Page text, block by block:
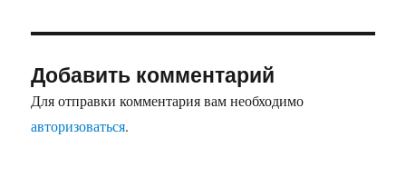
Добавить комментарий
Для отправки комментария вам необходимо
авторизоваться.